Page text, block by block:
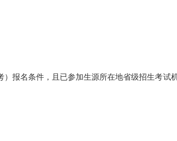
）报名条件，且已参加生源所在地省级招生考试